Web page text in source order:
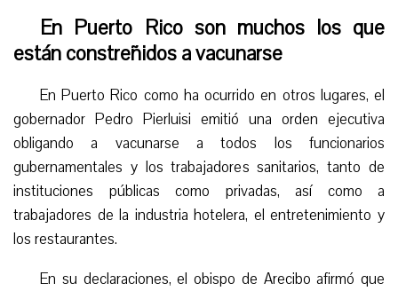
En Puerto Rico son muchos los que
están constreñidos a vacunarse
En Puerto Rico como ha ocurrido en otros lugares, el
gobernador Pedro Pierluisi emitió una orden ejecutiva
obligando a vacunarse a todos los funcionarios
gubernamentales y los trabajadores sanitarios, tanto de
instituciones públicas como privadas, así como a
trabajadores de la industria hotelera, el entretenimiento y
los restaurantes.
En su declaraciones, el obispo de Arecibo afirmó que